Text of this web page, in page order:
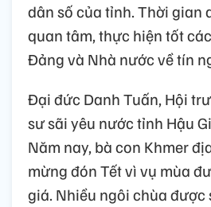
dân số của tỉnh. Thời gian
quan tâm, thực hiện tốt
Đảng và Nhà nước về tín
Đại đức Danh Tuấn, Hội
sư sãi yêu nước tỉnh Hậu
Năm nay, bà con Khmer
mừng đón Tết vì vụ mùa
giá. Nhiều ngôi chùa được